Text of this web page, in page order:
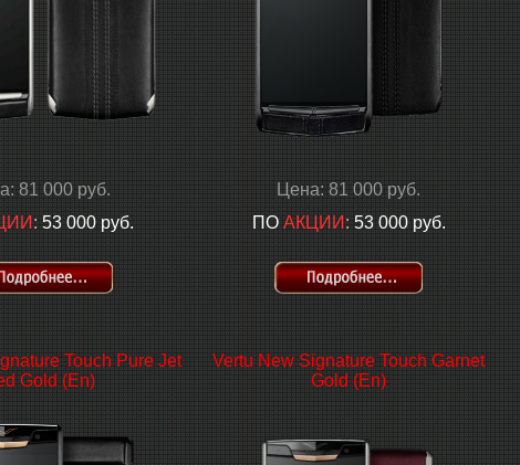
81 000 руб.
: 53 000 руб.
Цена: 81 000 руб.
ПО АКЦИИ : 53 000 руб.
Touch Pure Jet
Gold (En)
Vertu New Signature Touch Garnet
Gold (En)